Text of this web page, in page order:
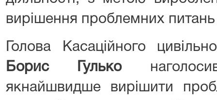
вирішення проблемних
Голова Касаційного
Борис Гулько
якнайшвидше вирішити